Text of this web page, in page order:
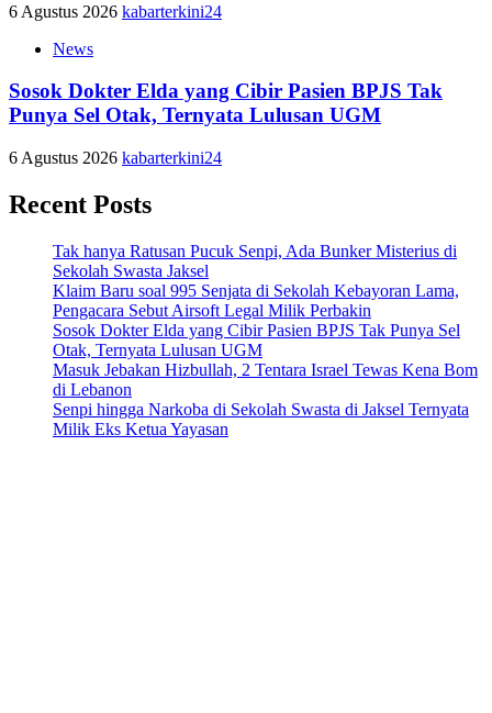
6 Agustus 2026 kabarterkini24
News
Sosok Dokter Elda yang Cibir Pasien BPJS Tak
Punya Sel Otak, Ternyata Lulusan UGM
6 Agustus 2026 kabarterkini24
Recent Posts
Tak hanya Ratusan Pucuk Senpi, Ada Bunker Misterius di
Sekolah Swasta Jaksel
Klaim Baru soal 995 Senjata di Sekolah Kebayoran Lama,
Pengacara Sebut Airsoft Legal Milik Perbakin
Sosok Dokter Elda yang Cibir Pasien BPJS Tak Punya Sel
Otak, Ternyata Lulusan UGM
Masuk Jebakan Hizbullah, 2 Tentara Israel Tewas Kena Bom
di Lebanon
Senpi hingga Narkoba di Sekolah Swasta di Jaksel Ternyata
Milik Eks Ketua Yayasan